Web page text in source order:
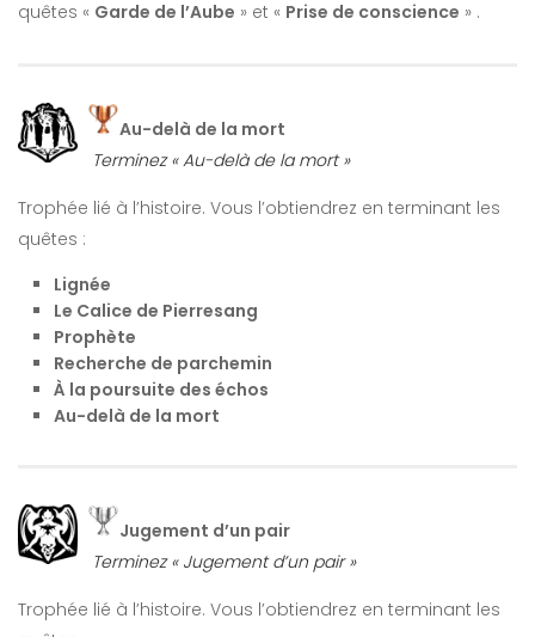
quêtes « Garde de l’Aube » et « Prise de conscience » .
Au-delà de la mort
Terminez « Au-delà de la mort »
Trophée lié à l’histoire. Vous l’obtiendrez en terminant les
quêtes :
Lignée
Le Calice de Pierresang
Prophète
Recherche de parchemin
À la poursuite des échos
Au-delà de la mort
Jugement d’un pair
Terminez « Jugement d’un pair »
Trophée lié à l’histoire. Vous l’obtiendrez en terminant les